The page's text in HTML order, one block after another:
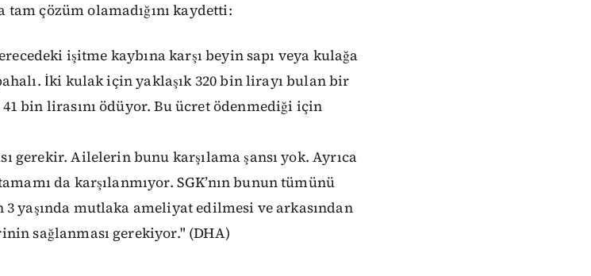
çözüm olamadığını kaydetti:
işitme kaybına karşı beyin sapı veya kulağa
İki kulak için yaklaşık 320 bin lirayı bulan bir
bin lirasını ödüyor. Bu ücret ödenmediği için
gerekir. Ailelerin bunu karşılama şansı yok. Ayrıca
da karşılanmıyor. SGK’nın bunun tümünü
3 yaşında mutlaka ameliyat edilmesi ve arkasından
sağlanması gerekiyor." (DHA)